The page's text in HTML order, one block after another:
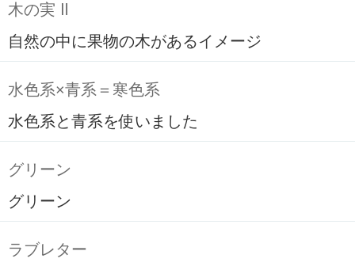
木の実 Ⅱ
自然の中に果物の木があるイメージ
水色系×青系＝寒色系
水色系と青系を使いました
グリーン
グリーン
ラブレター